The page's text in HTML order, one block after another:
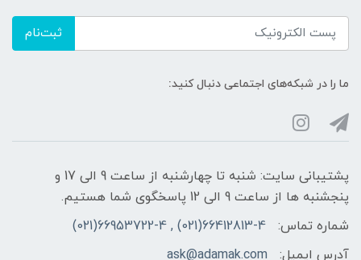
ثبت‌نام
ما را در شبکه‌های اجتماعی دنبال کنید:
پشتیبانی سایت: شنبه تا چهارشنبه از ساعت 9 الی 17 و
پنجشنبه ها از ساعت 9 الی 12 پاسخگوی شما هستیم.
شماره تماس:
66412813-4(021) , 66953722-4(021)
آدرس ایمیل:
ask@adamak.com